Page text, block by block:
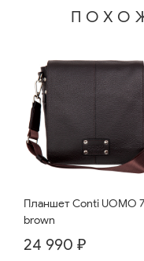
Планшет Conti UOMO
brown
24 990 ₽